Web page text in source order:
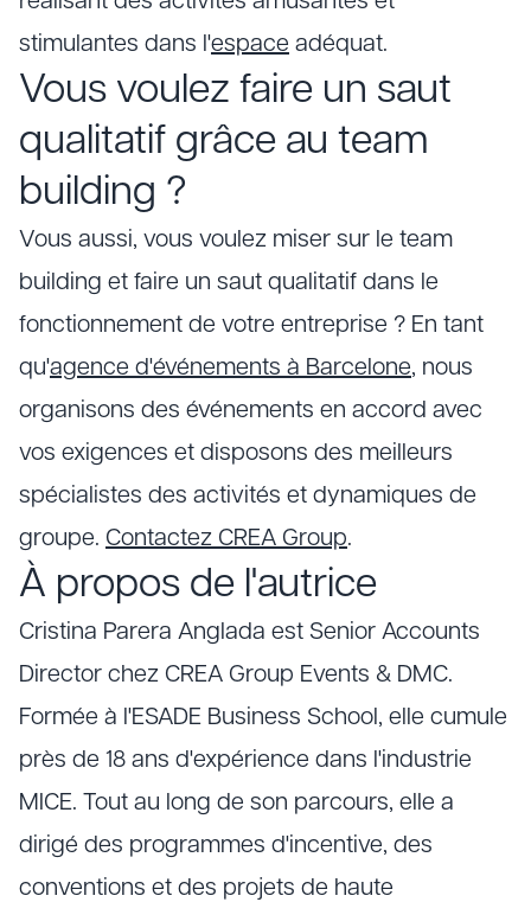
stimulantes dans l'espace adéquat.
Vous voulez faire un saut
qualitatif grâce au team
building ?
Vous aussi, vous voulez miser sur le team
building et faire un saut qualitatif dans le
fonctionnement de votre entreprise ? En tant
qu'agence d'événements à Barcelone, nous
organisons des événements en accord avec
vos exigences et disposons des meilleurs
spécialistes des activités et dynamiques de
groupe. Contactez CREA Group.
À propos de l'autrice
Cristina Parera Anglada est Senior Accounts
Director chez CREA Group Events & DMC.
Formée à l'ESADE Business School, elle cumule
près de 18 ans d'expérience dans l'industrie
MICE. Tout au long de son parcours, elle a
dirigé des programmes d'incentive, des
conventions et des projets de haute